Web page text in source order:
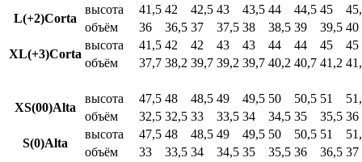
L(+2)Corta
высота 41,5 42 42,5 43 43,5 44 44,5 45
объём
36 36,5 37 37,5 38 38,5 39 39,5 40
XL(+3)Corta
высота 41,5 42 42 43 43 44 44 45
45
объём
37,7 38,2 39,7 39,2 39,7 40,2 40,7 41,2
XS(00)Alta
высота 47,5 48 48,5 49 49,5 50 50,5 51
объём
32,5 32,5 33 33,5 34 34,5 35 35,5 36
S(0)Alta
высота 47,5 48 48,5 49 49,5 50 50,5 51
объём
33 33,5 34 34,5 35 35,5 36 36,5 37